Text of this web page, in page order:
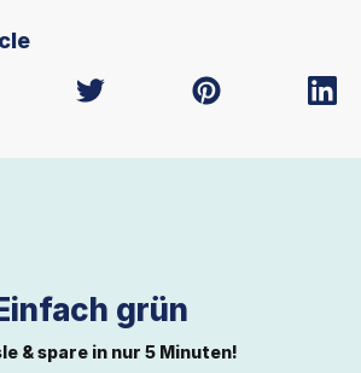
grün
& spare in nur 5 Minuten!